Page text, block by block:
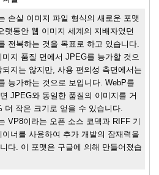
손실 이미지 파일 형식의 새로운 포맷
랫동안 웹 이미지 세계의 지배자였던
전복하는 것을 목표로 하고 있습니다.
미지 품질 면에서 JPEG를 능가할 것으
되지는 않지만, 사용 편의성 측면에서는
능가하는 것으로 보입니다. WebP를
JPEG와 동일한 품질의 이미지를 거
더 작은 크기로 얻을 수 있습니다.
VP8이라는 오픈 소스 코덱과 RIFF 기
이너를 사용하여 추가 개발의 잠재력을
다. 이 포맷은 구글에 의해 만들어졌습